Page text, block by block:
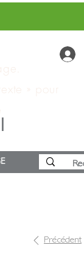
» pour
Précédent